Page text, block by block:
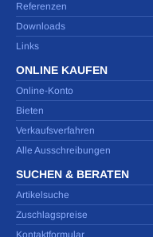
Referenzen
Downloads
Links
ONLINE KAUFEN
Online-Konto
Bieten
Verkaufsverfahren
Alle Ausschreibungen
SUCHEN & BERATEN
Artikelsuche
Zuschlagspreise
Kontaktformular